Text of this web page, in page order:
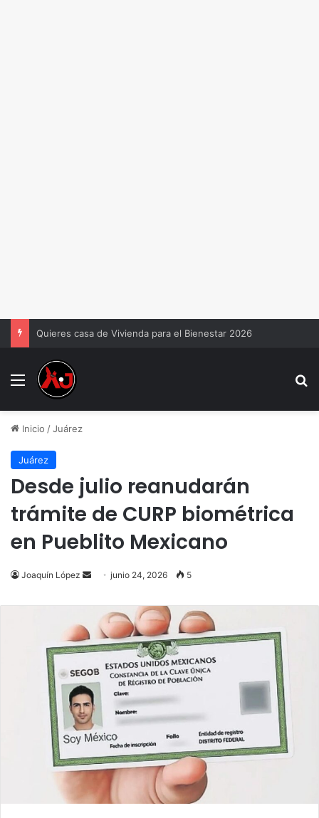
Quieres casa de Vivienda para el Bienestar 2026
Menu
Inicio /Juárez
Juárez
Desde julio reanudarán
trámite de CURP biométrica
en Pueblito Mexicano
Joaquín López
Send
email
junio 24, 2026 5